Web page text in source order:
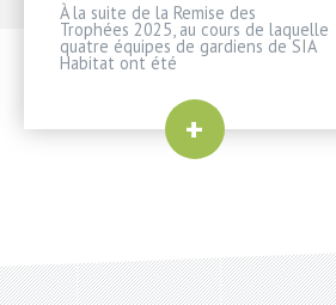
À la suite de la Remise des
Trophées 2025, au cours de laquelle
quatre équipes de gardiens de SIA
Habitat ont été
+